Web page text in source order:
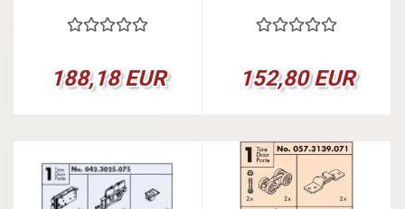
188,18 EUR 152,80 EUR